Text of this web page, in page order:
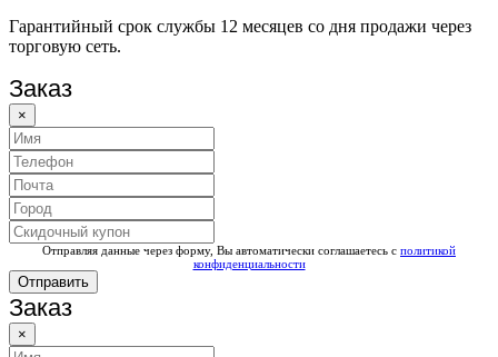
Гарантийный срок службы 12 месяцев со дня продажи через
торговую сеть.
Заказ
×
Отправляя данные через форму, Вы автоматически соглашаетесь с политикой
конфиденциальности
Отправить
Заказ
×